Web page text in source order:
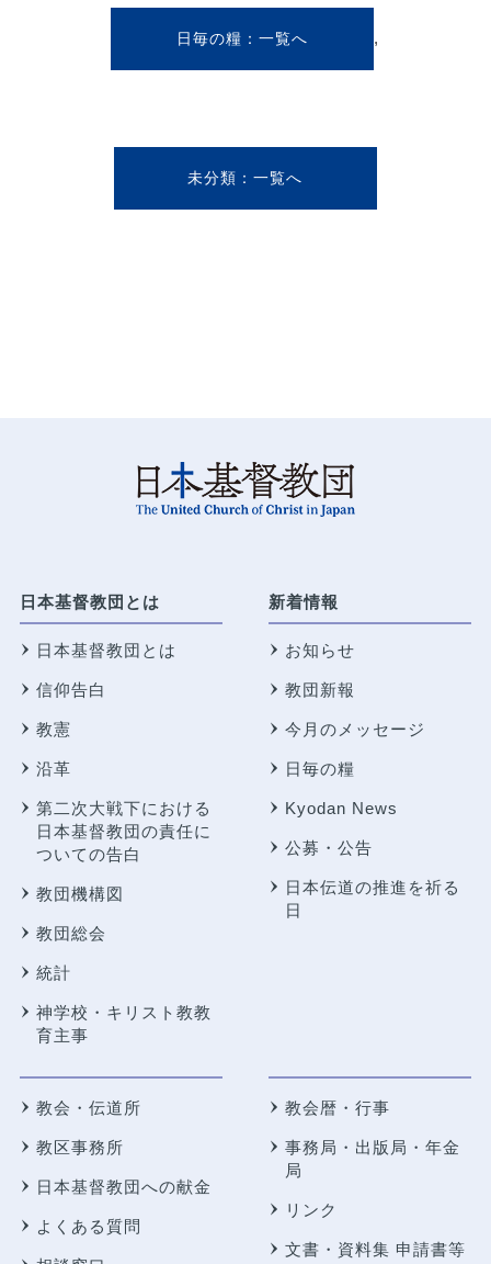
日毎の糧 ,
未分類
日本基督教団とは
日本基督教団とは
信仰告白
教憲
沿革
第二次大戦下における
日本基督教団の責任に
ついての告白
教団機構図
教団総会
統計
神学校・キリスト教教
育主事
新着情報
お知らせ
教団新報
今月のメッセージ
日毎の糧
Kyodan News
公募・公告
日本伝道の推進を祈る
日
教会・伝道所
教区事務所
日本基督教団への献金
よくある質問
教会暦・行事
事務局・出版局・年金
局
リンク
文書・資料集 申請書等